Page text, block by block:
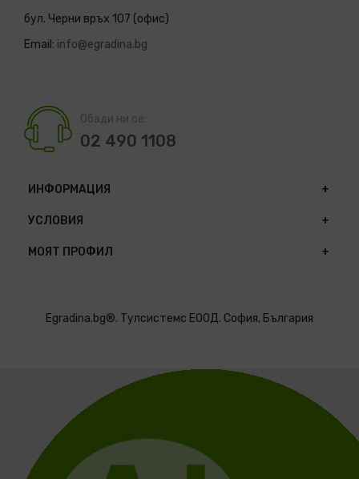
бул. Черни връх 107 (офис)
Email: info@egradina.bg
Обади ни се:
02 490 1108
ИНФОРМАЦИЯ
УСЛОВИЯ
МОЯТ ПРОФИЛ
Egradina.bg®. Тулсистемс ЕООД. София, България